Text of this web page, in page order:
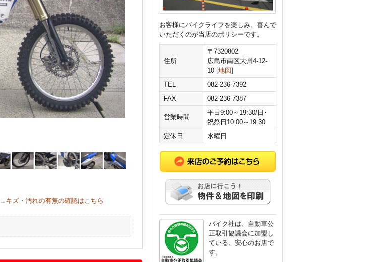
→キズ・汚れの有無の確認はこちら
お客様にバイクライフを楽しみ、喜んで
いただくのが当店のポリシーです。
住所
〒7320802
広島市南区大州4-12-
10 [地図]
TEL
082-236-7392
FAX
082-236-7387
営業時間
平日9:00～19:30/日･
祝祭日10:00～19:30
定休日
水曜日
バイク社は、自動車公
正取引協議会に加盟し
ている、安心のお店で
す。